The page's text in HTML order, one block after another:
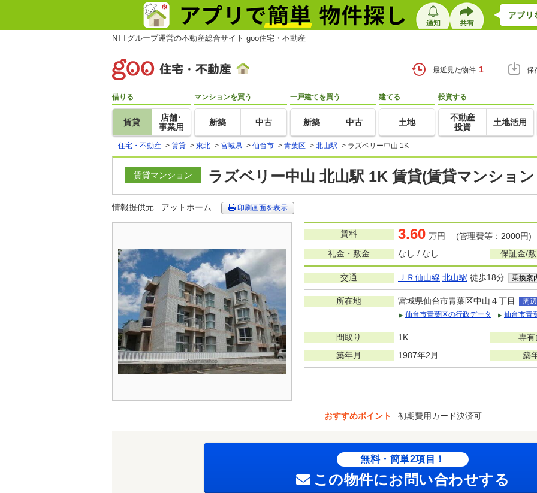
NTTグループ運営の不動産総合サイト goo住宅・不動産
最近見た物件 1 保
借りる
賃貸
店舗･
事業用
マンションを買う
新築 中古
一戸建てを買う
新築 中古
建てる
土地
投資する
不動産
投資
土地活用
住宅・不動産 > 賃貸 > 東北 > 宮城県 > 仙台市 > 青葉区 > 北山駅 > ラズベリー中山 1K
賃貸マンション ラズベリー中山 北山駅 1K 賃貸(賃貸マンショ
情報提供元 アットホーム 印刷画面を表示
賃料 3.60 万円 (管理費等：2000円)
礼金・敷金
なし / なし 保証金/
交通 ＪＲ仙山線 北山駅 徒歩18分 乗換案
所在地 宮城県仙台市青葉区中山４丁目
周
仙台市青葉区の行政データ
仙台市青
間取り 1K 専有
築年月 1987年2月 築
おすすめポイント 初期費用カード決済可
無料・簡単2項目！
この物件にお問い合わせする